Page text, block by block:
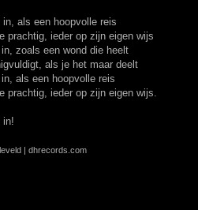
als een hoopvolle reis
prachtig, ieder op zijn eigen wijs
zoals een wond die heelt
als je het maar deelt
als een hoopvolle reis
prachtig, ieder op zijn eigen wijs.
in!
| dhrecords.com